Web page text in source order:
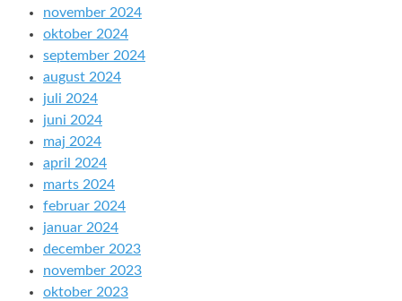
november 2024
oktober 2024
september 2024
august 2024
juli 2024
juni 2024
maj 2024
april 2024
marts 2024
februar 2024
januar 2024
december 2023
november 2023
oktober 2023